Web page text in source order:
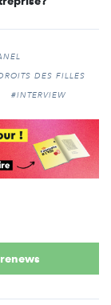
DES FILLES
#INTERVIEW